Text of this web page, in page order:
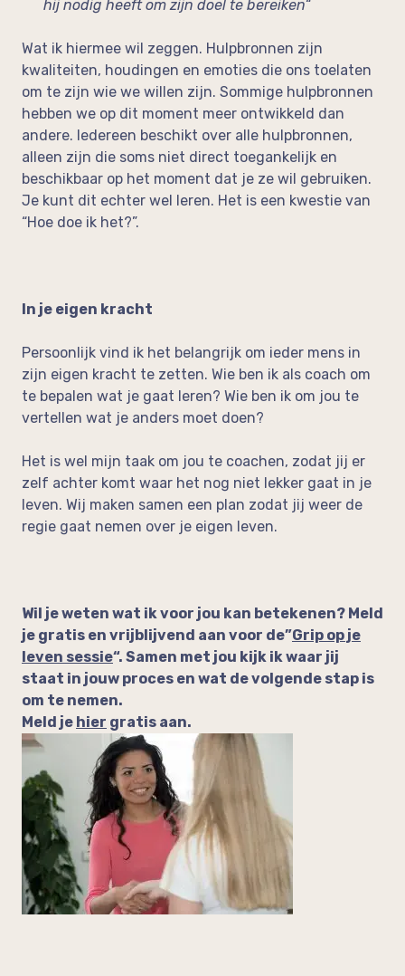
hij nodig heeft om zijn doel te bereiken“
Wat ik hiermee wil zeggen. Hulpbronnen zijn
kwaliteiten, houdingen en emoties die ons toelaten
om te zijn wie we willen zijn. Sommige hulpbronnen
hebben we op dit moment meer ontwikkeld dan
andere. Iedereen beschikt over alle hulpbronnen,
alleen zijn die soms niet direct toegankelijk en
beschikbaar op het moment dat je ze wil gebruiken.
Je kunt dit echter wel leren. Het is een kwestie van
“Hoe doe ik het?”.
In je eigen kracht
Persoonlijk vind ik het belangrijk om ieder mens in
zijn eigen kracht te zetten. Wie ben ik als coach om
te bepalen wat je gaat leren? Wie ben ik om jou te
vertellen wat je anders moet doen?
Het is wel mijn taak om jou te coachen, zodat jij er
zelf achter komt waar het nog niet lekker gaat in je
leven. Wij maken samen een plan zodat jij weer de
regie gaat nemen over je eigen leven.
Wil je weten wat ik voor jou kan betekenen? Meld
je gratis en vrijblijvend aan voor de”Grip op je
leven sessie“. Samen met jou kijk ik waar jij
staat in jouw proces en wat de volgende stap is
om te nemen.
Meld je hier gratis aan.